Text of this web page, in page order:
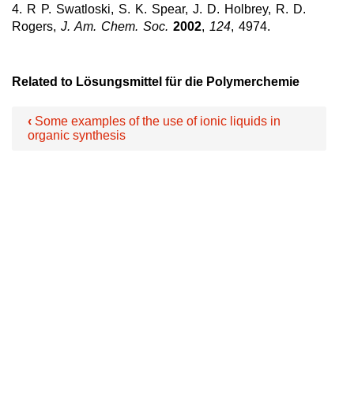
4. R P. Swatloski, S. K. Spear, J. D. Holbrey, R. D.
Rogers, J. Am. Chem. Soc. 2002, 124, 4974.
Related to Lösungsmittel für die Polymerchemie
‹ Some examples of the use of ionic liquids in
organic synthesis